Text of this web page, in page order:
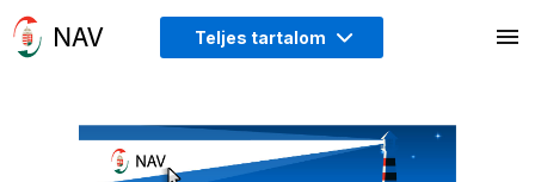
Teljes tartalom